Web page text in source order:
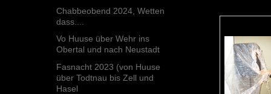
Chabbeobend 2024, Wetten
dass....
Vo Huuse über Wehr ins
Obertal und nach Neustadt
Fasnacht 2023 (von Huuse
über Todtnau bis Zell und
Hasel